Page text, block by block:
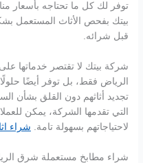
توفر لك كل ما تحتاجه بأسعار
بيتك بفحص الأثاث المستعمل
قبل شرائه.
شركة بيتك لا تقتصر خدماتها
الرياض فقط، بل توفر أيضًا
تجديد أثاثهم دون القلق بشأن
التي تقدمها الشركة، يمكن
لاحتياجاتهم بسهولة تامة. شراء
شراء مطابخ مستعملة شرق